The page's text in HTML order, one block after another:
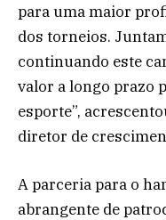
para uma maior
dos torneios.
continuando este
valor a longo prazo
esporte”,
diretor de
A parceria para o
abrangente de